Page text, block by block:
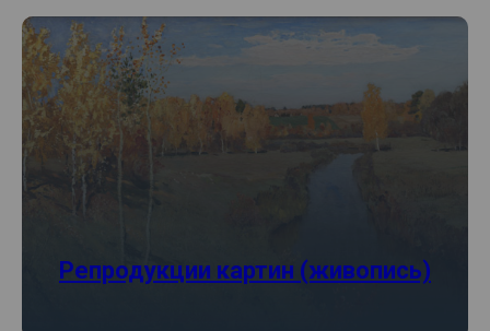
Репродукции картин (живопись)